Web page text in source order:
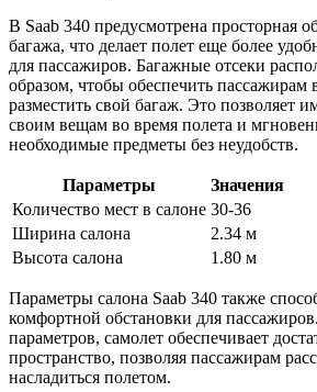
В Saab 340 предусмотрена просторная
багажа, что делает полет еще более
для пассажиров. Багажные отсеки
образом, чтобы обеспечить пассажирам
разместить свой багаж. Это позволяет
своим вещам во время полета и
необходимые предметы без неудобств.
Параметры
Значения
Количество мест в салоне 30-36
Ширина салона
2.34 м
Высота салона
1.80 м
Параметры салона Saab 340 также
комфортной обстановки для
параметров, самолет обеспечивает
пространство, позволяя пассажирам
насладиться полетом.